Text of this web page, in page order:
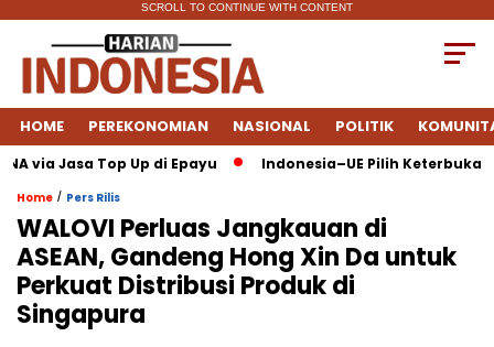
SCROLL TO CONTINUE WITH CONTENT
HOME PEREKONOMIAN NASIONAL POLITIK
Jasa Top Up di Epayu Indonesia–UE Pilih Keterbukaan:
Home / Pers Rilis
WALOVI Perluas Jangkauan di
ASEAN, Gandeng Hong Xin Da untuk
Perkuat Distribusi Produk di
Singapura